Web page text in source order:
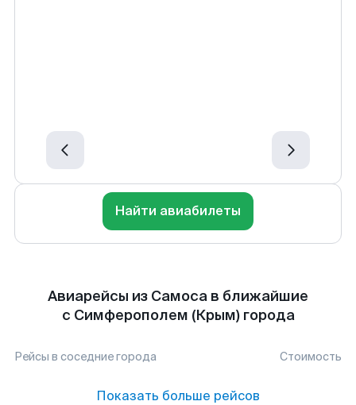
Найти авиабилеты
Авиарейсы из Самоса в ближайшие
с Симферополем (Крым) города
Рейсы в соседние города Стоимость
Показать больше рейсов